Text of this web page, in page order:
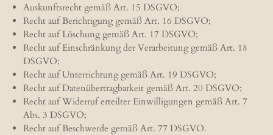
Auskunftsrecht gemäß Art. 15 DSGVO;
Recht auf Berichtigung gemäß Art. 16 DSGVO;
Recht auf Löschung gemäß Art. 17 DSGVO;
Recht auf Einschränkung der Verarbeitung gemäß Art. 18
DSGVO;
Recht auf Unterrichtung gemäß Art. 19 DSGVO;
Recht auf Datenübertragbarkeit gemäß Art. 20 DSGVO;
Recht auf Widerruf erteilter Einwilligungen gemäß Art. 7
Abs. 3 DSGVO;
Recht auf Beschwerde gemäß Art. 77 DSGVO.